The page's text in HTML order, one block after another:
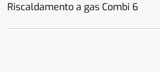
Riscaldamento a gas Combi 6